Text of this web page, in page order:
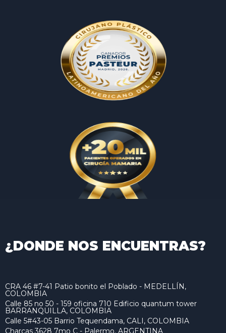
¿DONDE NOS ENCUENTRAS?
CRA 46 #7-41 Patio bonito el Poblado - MEDELLÍN,
COLOMBIA
Calle 85 no 50 - 159 oficina 710 Edificio quantum tower
BARRANQUILLA, COLOMBIA
Calle 5#43-05 Barrio Tequendama, CALI, COLOMBIA
Charcas 3628 7mo C - Palermo. ARGENTINA